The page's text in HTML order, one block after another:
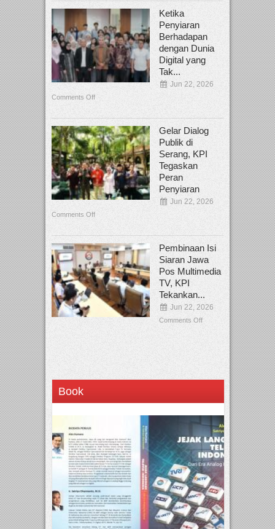
Ketika
Penyiaran
Berhadapan
dengan Dunia
Digital yang
Tak...
Jun 22, 2026
Comments Off
Gelar Dialog
Publik di
Serang, KPI
Tegaskan
Peran
Penyiaran
Jun 22, 2026
Comments Off
Pembinaan Isi
Siaran Jawa
Pos Multimedia
TV, KPI
Tekankan...
Jun 22, 2026
Comments Off
Book